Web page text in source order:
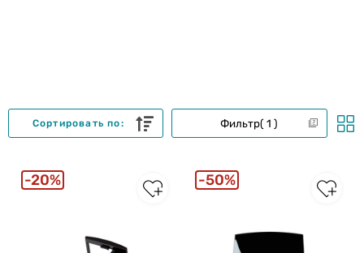
Фильтр 1
Сортировать по:
20% 50%